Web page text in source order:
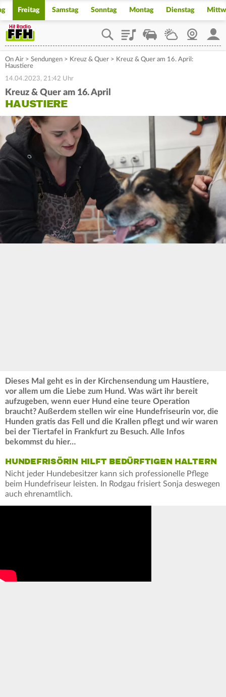
Freitag Samstag Sonntag Montag Dienstag
PlaylistStaupilotWetterWebcam
On Air > Sendungen > Kreuz & Quer > Kreuz & Quer am 16. April:
Haustiere
14.04.2023, 21:42 Uhr
Kreuz & Quer am 16. April
HAUSTIERE
Dieses Mal geht es in der Kirchensendung um Haustiere,
vor allem um die Liebe zum Hund. Was wärt ihr bereit
aufzugeben, wenn euer Hund eine teure Operation
braucht? Außerdem stellen wir eine Hundefriseurin vor, die
Hunden gratis das Fell und die Krallen pflegt und wir waren
bei der Tiertafel in Frankfurt zu Besuch. Alle Infos
bekommst du hier…
HUNDEFRISÖRIN HILFT BEDÜRFTIGEN HALTERN
Nicht jeder Hundebesitzer kann sich professionelle Pflege
beim Hundefriseur leisten. In Rodgau frisiert Sonja deswegen
auch ehrenamtlich.